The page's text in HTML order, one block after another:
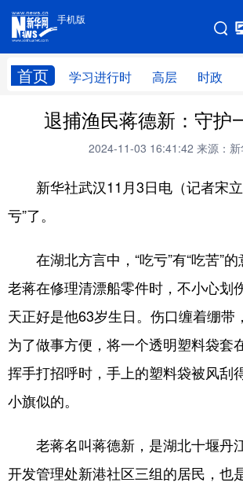
手机版
首页 学习进行时 高层 时政
手机版
网站地图
学习进行时 高层 时政
财经 网评
台湾 思客智库 全球连线
科技
文化 书画 健康
访谈 视频 图片
法律 中央文件 金融
食品 人居 信息化
学术中国 乡村振兴 银龄
彩票 娱乐 时尚
公益 一带一路 亚太网
退捕渔民蒋德新：守护
2024-11-03 16:41:42 来源：
新华社武汉11月3日电（记者宋立
亏”了。
在湖北方言中，“吃亏”有“吃苦”的
老蒋在修理清漂船零件时，不小心划
天正好是他63岁生日。伤口缠着绷带
为了做事方便，将一个透明塑料袋套
挥手打招呼时，手上的塑料袋被风刮
小旗似的。
老蒋名叫蒋德新，是湖北十堰丹
开发管理处新港社区三组的居民，也